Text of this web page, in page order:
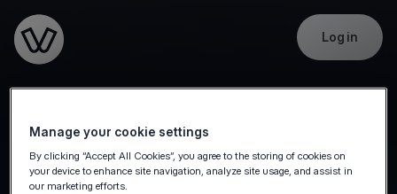
Log in
Manage your cookie settings
By clicking “Accept All Cookies”, you agree to the storing of cookies on
your device to enhance site navigation, analyze site usage, and assist in
our marketing efforts.